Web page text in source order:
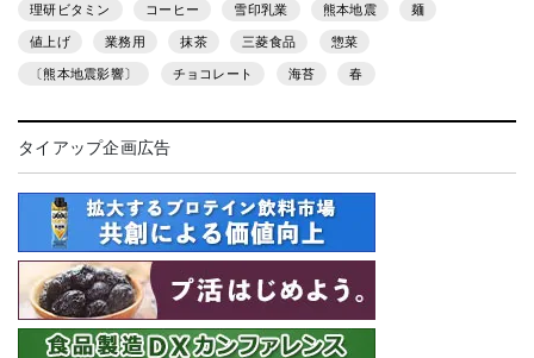
理研ビタミン コーヒー 雪印乳業 熊本地震 麺
値上げ 業務用 抹茶 三菱食品 惣菜
〔熊本地震影響〕 チョコレート 海苔 春
タイアップ企画広告